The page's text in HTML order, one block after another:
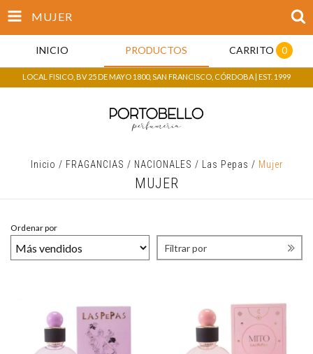
MUJER
INICIO PRODUCTOS CARRITO 0
LOCAL FISICO, BV 25 DE MAYO 1800, SAN FRANCISCO, CÓRDOBA | EST. 1999
Inicio / FRAGANCIAS / NACIONALES / Las Pepas / Mujer
MUJER
Ordenar por
Filtrar por